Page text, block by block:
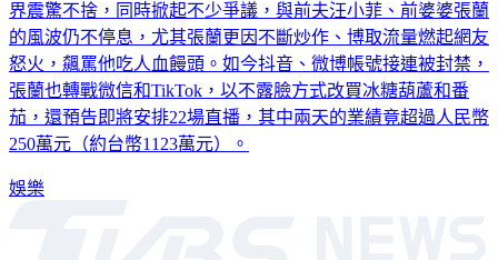
界震驚不捨，同時掀起不少爭議，與前夫汪小菲、前婆婆張蘭
的風波仍不停息，尤其張蘭更因不斷炒作、博取流量燃起網友
怒火，飆罵他吃人血饅頭。如今抖音、微博帳號接連被封禁，
張蘭也轉戰微信和TikTok，以不露臉方式改買冰糖葫蘆和番
茄，還預告即將安排22場直播，其中兩天的業績竟超過人民幣
250萬元（約台幣1123萬元）。
娛樂